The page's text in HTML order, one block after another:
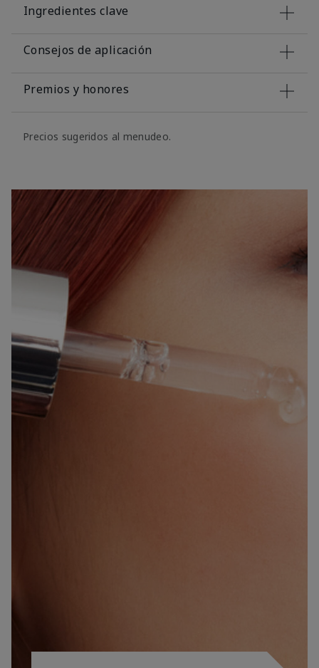
Ingredientes clave
Consejos de aplicación
Premios y honores
Precios sugeridos al menudeo.